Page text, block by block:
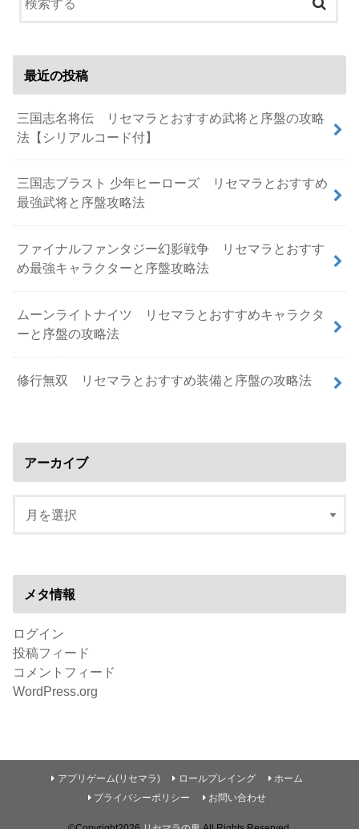
最近の投稿
三国志名将伝 リセマラとおすすめ武将と序盤の攻略
法【シリアルコード付】
三国志ブラスト 少年ヒーローズ リセマラとおすすめ
最強武将と序盤攻略法
ファイナルファンタジー幻影戦争 リセマラとおすす
め最強キャラクターと序盤攻略法
ムーンライトナイツ リセマラとおすすめキャラクタ
ーと序盤の攻略法
修行無双 リセマラとおすすめ装備と序盤の攻略法
アーカイブ
メタ情報
ログイン
投稿フィード
コメントフィード
WordPress.org
アプリゲーム(リセマラ) ロールプレイング
ホーム
プライバシーポリシー
お問い合わせ